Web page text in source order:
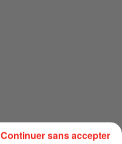
Continuer sans accepter